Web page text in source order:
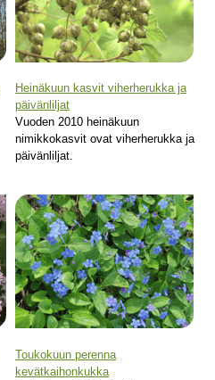
Heinäkuun kasvit viherherukka ja
päivänliljat
Vuoden 2010 heinäkuun
nimikkokasvit ovat viherherukka ja
päivänliljat.
Toukokuun perenna
kevätkaihonkukka